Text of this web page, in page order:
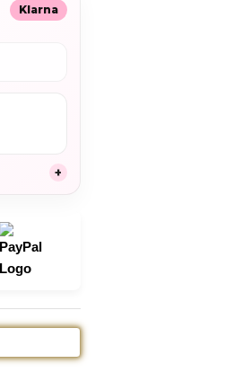
Klarna
+